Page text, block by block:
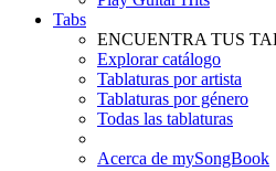
Tabs
ENCUENTRA TUS
Explorar catálogo
Tablaturas por artista
Tablaturas por género
Todas las tablaturas
Acerca de mySongBook